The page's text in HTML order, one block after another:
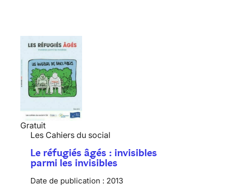
Gratuit
Les Cahiers du social
Le réfugiés âgés : invisibles
parmi les invisibles
Date de publication : 2013